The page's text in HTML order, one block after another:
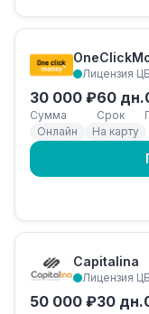
Лицензия
30 000 ₽
Сумма
60 дн.
Срок
Онлайн
На карту
Capitalina
Лицензия
50 000 ₽30 дн.